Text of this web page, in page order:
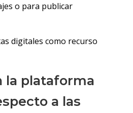
o para publicar
digitales como recurso
la plataforma
a las